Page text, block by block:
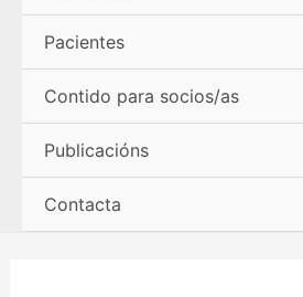
Pacientes
Contido para socios/as
Publicacións
Contacta